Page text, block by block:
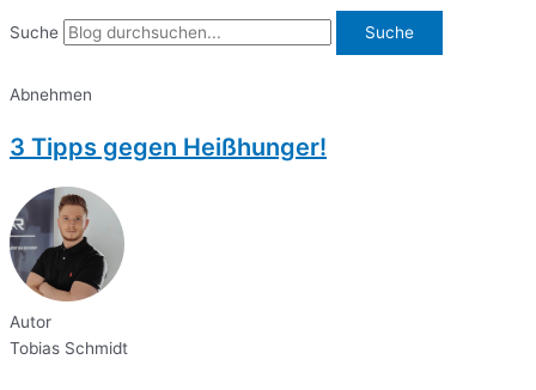
Suche Suche
Abnehmen
3 Tipps gegen Heißhunger!
Autor
Tobias Schmidt